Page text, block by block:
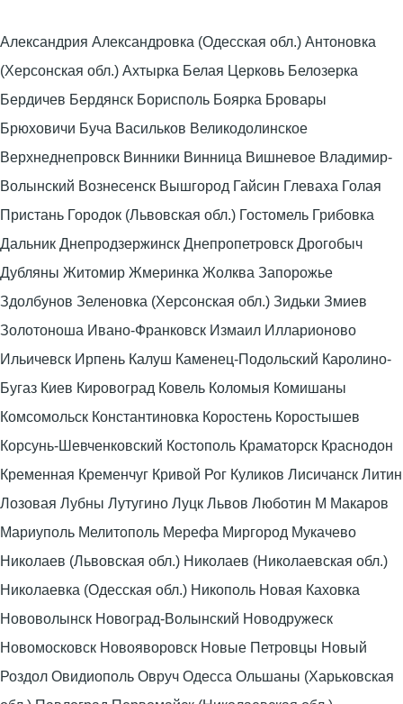
Александрия Александровка (Одесская обл.) Антоновка
(Херсонская обл.) Ахтырка Белая Церковь Белозерка
Бердичев Бердянск Борисполь Боярка Бровары
Брюховичи Буча Васильков Великодолинское
Верхнеднепровск Винники Винница Вишневое Владимир-
Волынский Вознесенск Вышгород Гайсин Глеваха Голая
Пристань Городок (Львовская обл.) Гостомель Грибовка
Дальник Днепродзержинск Днепропетровск Дрогобыч
Дубляны Житомир Жмеринка Жолква Запорожье
Здолбунов Зеленовка (Херсонская обл.) Зидьки Змиев
Золотоноша Ивано-Франковск Измаил Илларионово
Ильичевск Ирпень Калуш Каменец-Подольский Каролино-
Бугаз Киев Кировоград Ковель Коломыя Комишаны
Комсомольск Константиновка Коростень Коростышев
Корсунь-Шевченковский Костополь Краматорск Краснодон
Кременная Кременчуг Кривой Рог Куликов Лисичанск Литин
Лозовая Лубны Лутугино Луцк Львов Люботин М Макаров
Мариуполь Мелитополь Мерефа Миргород Мукачево
Николаев (Львовская обл.) Николаев (Николаевская обл.)
Николаевка (Одесская обл.) Никополь Новая Каховка
Нововолынск Новоград-Волынский Новодружеск
Новомосковск Новояворовск Новые Петровцы Новый
Роздол Овидиополь Овруч Одесса Ольшаны (Харьковская